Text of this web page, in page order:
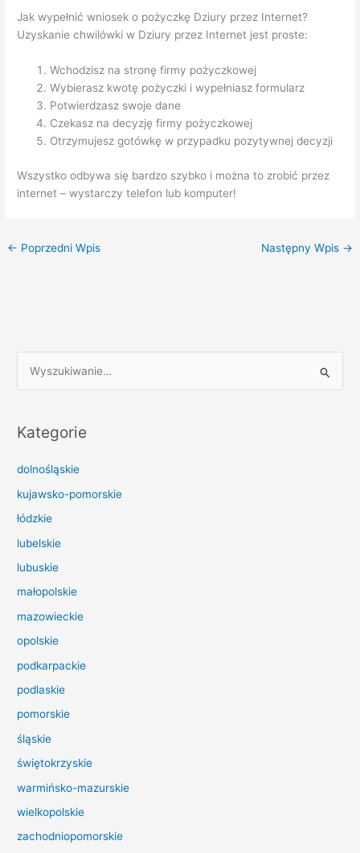
Jak wypełnić wniosek o pożyczkę Dziury przez Internet?
Uzyskanie chwilówki w Dziury przez Internet jest proste:
Wchodzisz na stronę firmy pożyczkowej
Wybierasz kwotę pożyczki i wypełniasz formularz
Potwierdzasz swoje dane
Czekasz na decyzję firmy pożyczkowej
Otrzymujesz gotówkę w przypadku pozytywnej decyzji
Wszystko odbywa się bardzo szybko i można to zrobić przez
internet – wystarczy telefon lub komputer!
← Poprzedni Wpis Następny Wpis →
k
j
d
l
Kategorie
dolnośląskie
kujawsko-pomorskie
łódzkie
lubelskie
lubuskie
małopolskie
mazowieckie
opolskie
podkarpackie
podlaskie
pomorskie
śląskie
świętokrzyskie
warmińsko-mazurskie
wielkopolskie
zachodniopomorskie